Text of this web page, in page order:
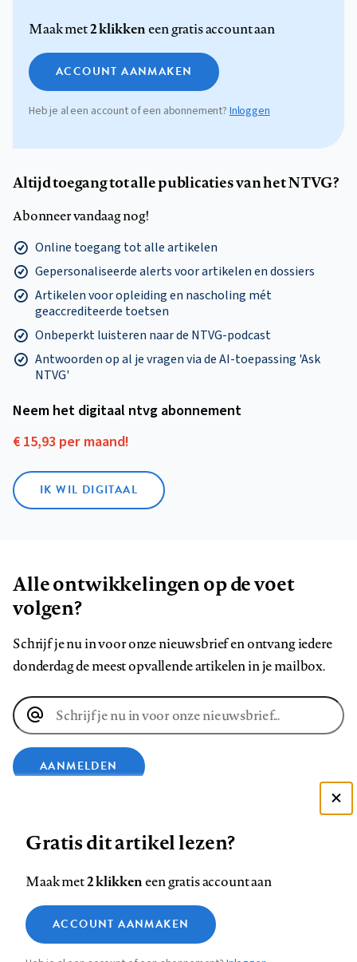
Maak met2 klikkeneen gratis account aan
ACCOUNT AANMAKEN
Heb je al een account of een abonnement?Inloggen
Altijd toegang tot alle publicaties van het NTVG?
Abonneer vandaag nog!
Online toegang tot alle artikelen
Gepersonaliseerde alerts voor artikelen en dossiers
Artikelen voor opleiding en nascholing mét
geaccrediteerde toetsen
Onbeperkt luisteren naar de NTVG-podcast
Antwoorden op al je vragen via de AI-toepassing 'Ask
NTVG'
Neem het digitaal ntvg abonnement
€ 15,93 per maand!
IK WIL DIGITAAL
Alle ontwikkelingen op de voet
volgen?
Schrijf je nu in voor onze nieuwsbrief en ontvang iedere
donderdag de meest opvallende artikelen in je mailbox.
E-
mailadres
AANMELDEN
op
Facebook
op
LinkedIn
op
Bluesky
ons
op
InstagramYouTube
Footer
Contact Colofon Disclaimer Privacy
Medische vragen verdienen
betrouwbare antwoorden
Zie onze cookie policy
Analytische cookies
Gratis dit artikel lezen?
Maak met2 klikkeneen gratis account aan
ACCOUNT AANMAKEN